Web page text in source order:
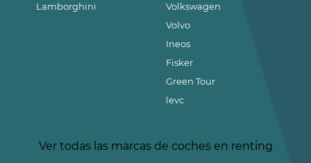
Lamborghini
Volkswagen
Volvo
Ineos
Fisker
Green Tour
levc
Ver todas las marcas de coches en renting